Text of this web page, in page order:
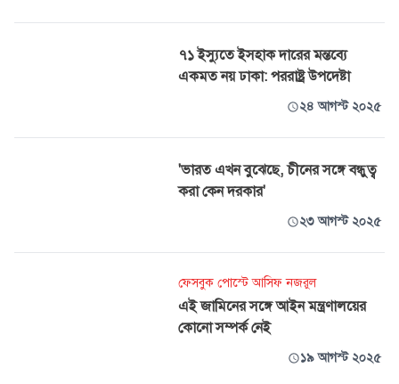
৭১ ইস্যুতে ইসহাক দারের মন্তব্যে
একমত নয় ঢাকা: পররাষ্ট্র উপদেষ্টা
২৪ আগস্ট ২০২৫
'ভারত এখন বুঝেছে, চীনের সঙ্গে বন্ধুত্ব
করা কেন দরকার'
২৩ আগস্ট ২০২৫
ফেসবুক পোস্টে আসিফ নজরুল
এই জামিনের সঙ্গে আইন মন্ত্রণালয়ের
কোনো সম্পর্ক নেই
১৯ আগস্ট ২০২৫